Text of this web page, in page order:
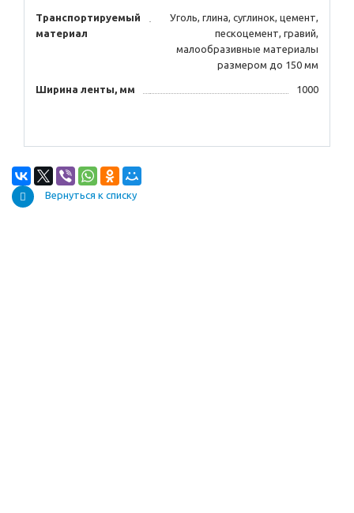
Транспортируемый
материал
Уголь, глина, суглинок, цемент,
пескоцемент, гравий,
малообразивные материалы
размером до 150 мм
Ширина ленты, мм 1000
Вернуться к списку